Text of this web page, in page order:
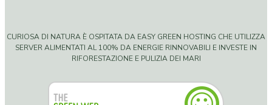
CURIOSA DI NATURA È OSPITATA DA EASY GREEN HOSTING CHE UTILIZZA
SERVER ALIMENTATI AL 100% DA ENERGIE RINNOVABILI E INVESTE IN
RIFORESTAZIONE E PULIZIA DEI MARI